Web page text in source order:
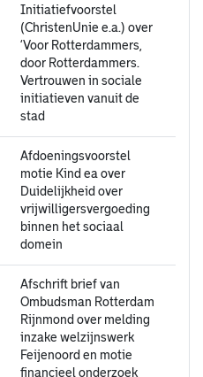
Initiatiefvoorstel
(ChristenUnie e.a.) over
‘Voor Rotterdammers,
door Rotterdammers.
Vertrouwen in sociale
initiatieven vanuit de
stad
Afdoeningsvoorstel
motie Kind ea over
Duidelijkheid over
vrijwilligersvergoeding
binnen het sociaal
domein
Afschrift brief van
Ombudsman Rotterdam
Rijnmond over melding
inzake welzijnswerk
Feijenoord en motie
financieel onderzoek